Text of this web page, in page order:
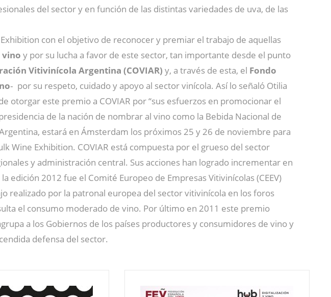
del sector y en función de las distintas variedades de uva, de las
con el objetivo de reconocer y premiar el trabajo de aquellas
vino y por su lucha a favor de este sector, tan importante desde el punto
Vitivinícola Argentina (COVIAR) y, a través de esta, el Fondo
‐ por su respeto, cuidado y apoyo al sector vinícola. Así lo señaló Otilia
otorgar este premio a COVIAR por “sus esfuerzos en promocionar el
de la nación de nombrar al vino como la Bebida Nacional de
estará en Ámsterdam los próximos 25 y 26 de noviembre para
Wine Exhibition. COVIAR está compuesta por el grueso del sector
y administración central. Sus acciones han logrado incrementar en
2012 fue el Comité Europeo de Empresas Vitivinícolas (CEEV)
realizado por la patronal europea del sector vitivinícola en los foros
el consumo moderado de vino. Por último en 2011 este premio
a los Gobiernos de los países productores y consumidores de vino y
defensa del sector.